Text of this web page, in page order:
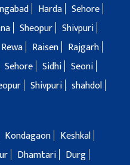
Harda Sehore
Sheopur Shivpuri
Rewa Raisen
Rajgarh
Sehore Sidhi Seoni
Shivpuri shahdol
Kondagaon
Keshkal
Dhamtari
Durg